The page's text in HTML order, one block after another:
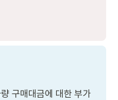
구매대금에 대한 부가